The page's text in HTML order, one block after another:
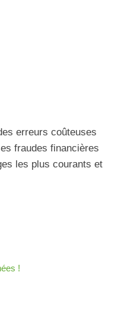
erreurs coûteuses
fraudes financières
les plus courants et
!